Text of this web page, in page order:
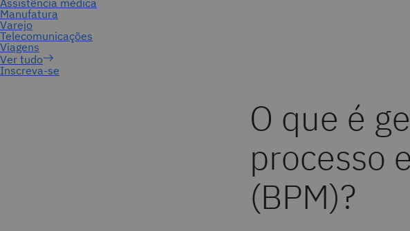
Inscreva-se
O que é
processo
(BPM)?